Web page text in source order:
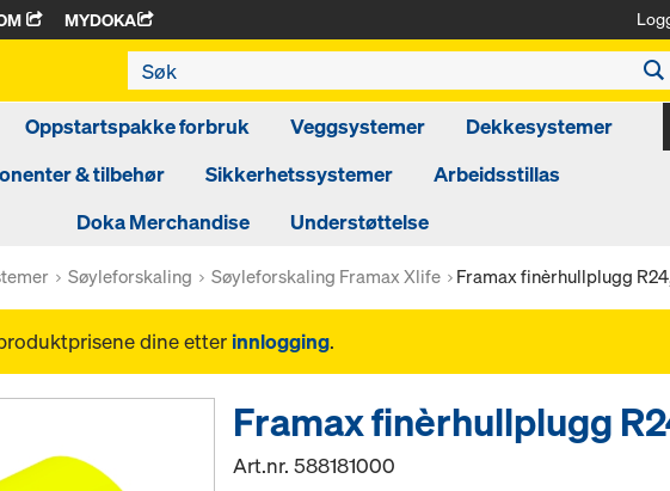
MYDOKA
Oppstartspakke forbruk Veggsystemer
Dekkesystemer
& tilbehør
Sikkerhetssystemer
Arbeidsstillas
Doka Merchandise
Understøttelse
Søyleforskaling Søyleforskaling Framax Xlife Framax finèrhullplugg
dine etter innlogging.
Framax finèrhullplugg
Art.nr.588181000